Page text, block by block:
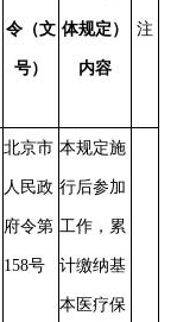
令（文
号）
体规定）
内容
注
北京市
人民政
府令第
158号
本规定施
行后参加
工作，累
计缴纳基
本医疗保